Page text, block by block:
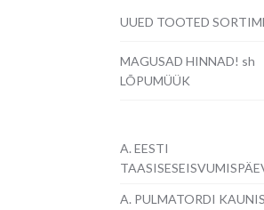
UUED TOOTED
MAGUSAD HINNAD! sh
LÕPUMÜÜK
A. EESTI
A. PULMATORDI